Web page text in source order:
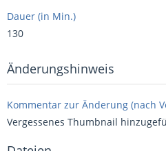
Dauer (in Min.)
130
Änderungshinweis
Kommentar zur Änderung (nach
Vergessenes Thumbnail